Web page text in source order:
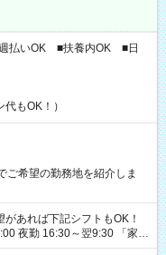
払いOK ■扶養内OK ■日
もOK！）
希望の勤務地を紹介しま
勤 16:30～翌9:30 「家族
て夕飯の準備がしたい」